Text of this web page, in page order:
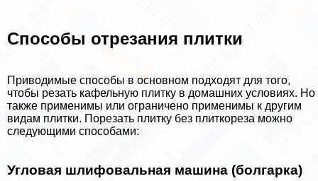
Способы отрезания плитки
Приводимые способы в основном подходят для того,
чтобы резать кафельную плитку в домашних условиях. Но
также применимы или ограничено применимы к другим
видам плитки. Порезать плитку без плиткореза можно
следующими способами:
Угловая шлифовальная машина (болгарка)